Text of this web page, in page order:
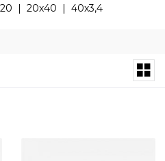
| 20х40 | 40х3,4